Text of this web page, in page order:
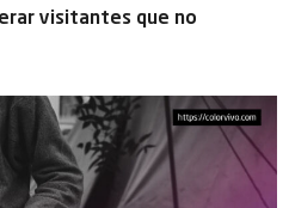
visitantes que no